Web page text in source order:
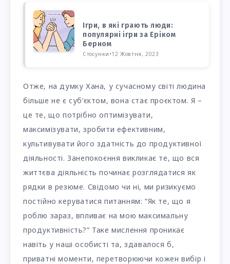
Ігри, в які грають люди:
популярні ігри за Еріком
Берном
Стосунки •12 Жовтня, 2023
Отже, на думку Хана, у сучасному світі людина
більше не є суб’єктом, вона стає проєктом. Я –
це те, що потрібно оптимізувати,
максимізувати, зробити ефективним,
культивувати його здатність до продуктивної
діяльності. Занепокоєння викликає те, що вся
життєва діяльність починає розглядатися як
рядки в резюме. Свідомо чи ні, ми ризикуємо
постійно керуватися питанням: “Як те, що я
роблю зараз, впливає на мою максимальну
продуктивність?” Таке мислення проникає
навіть у наші особисті та, здавалося б,
приватні моменти, перетворюючи кожен вибір і